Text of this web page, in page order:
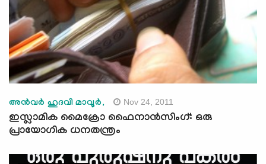
അന്‍വര്‍ ഹുദവി മാവൂര്‍, Nov 24, 2011
ഇസ്ലാമിക മൈക്രോ ഫൈനാന്‍സിംഗ്: ഒരു
പ്രായോഗിക ധനതന്ത്രം